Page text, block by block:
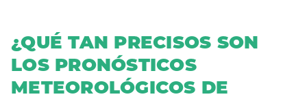
¿QUÉ TAN PRECISOS SON
LOS PRONÓSTICOS
METEOROLÓGICOS DE